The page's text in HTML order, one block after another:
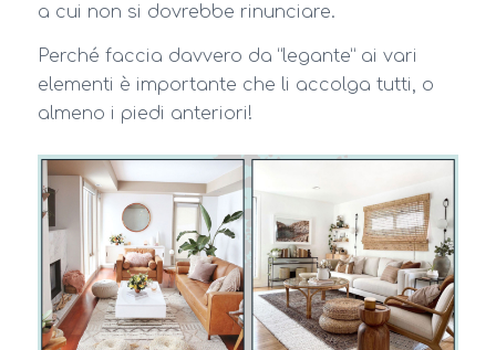
a cui non si dovrebbe rinunciare.
Perché faccia davvero da “legante” ai vari
elementi è importante che li accolga tutti, o
almeno i piedi anteriori!